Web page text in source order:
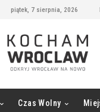
piątek, 7 sierpnia, 2026
Czas Wolny